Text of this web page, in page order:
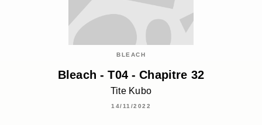
BLEACH
Bleach - T04 - Chapitre 32
Tite Kubo
14/11/2022